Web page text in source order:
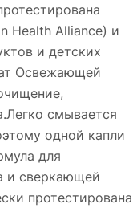
Health Alliance) и
и детских
Освежающей
смывается
одной капли
для
и сверкающей
протестирована